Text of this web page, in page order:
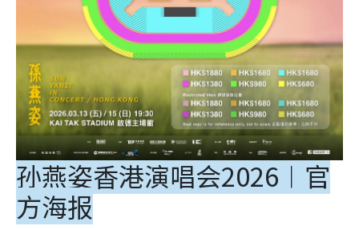
孙燕姿香港演唱会2026︱官
方海报